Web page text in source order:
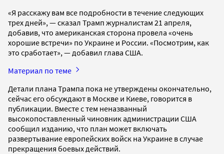
«Я расскажу вам все подробности в течение следующих
трех дней», — сказал Трамп журналистам 21 апреля,
добавив, что американская сторона провела «очень
хорошие встречи» по Украине и России. «Посмотрим, как
это сработает», — добавил глава США.
Материал по теме
Детали плана Трампа пока не утверждены окончательно,
сейчас его обсуждают в Москве и Киеве, говорится в
публикации. Вместе с тем неназванный
высокопоставленный чиновник администрации США
сообщил изданию, что план может включать
развертывание европейских войск на Украине в случае
прекращения боевых действий.